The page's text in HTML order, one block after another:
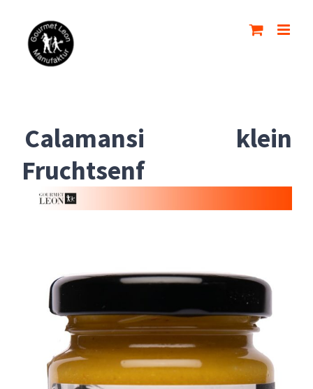
springen
Calamansi
Fruchtsenf
klein